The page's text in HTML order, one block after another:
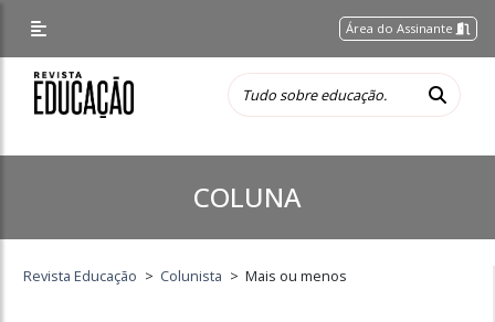
Área do Assinante
COLUNA
Revista Educação > Colunista > Mais ou menos